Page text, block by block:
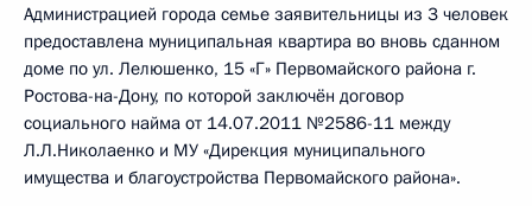
Администрацией города семье заявительницы из 3 человек
предоставлена муниципальная квартира во вновь сданном
доме по ул. Лелюшенко, 15 «Г» Первомайского района г.
Ростова-на-Дону, по которой заключён договор
социального найма от 14.07.2011 №2586-11 между
Л.Л.Николаенко и МУ «Дирекция муниципального
имущества и благоустройства Первомайского района».